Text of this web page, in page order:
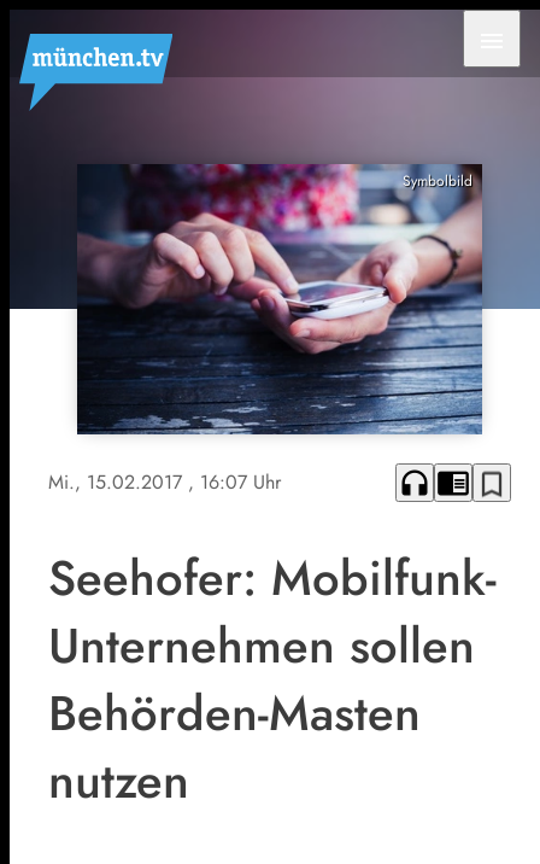
Symbolbild
Mi., 15.02.2017 , 16:07 Uhr headphones chrome_reader_mode bookmark_border
Seehofer: Mobilfunk-
Unternehmen sollen
Behörden-Masten
nutzen